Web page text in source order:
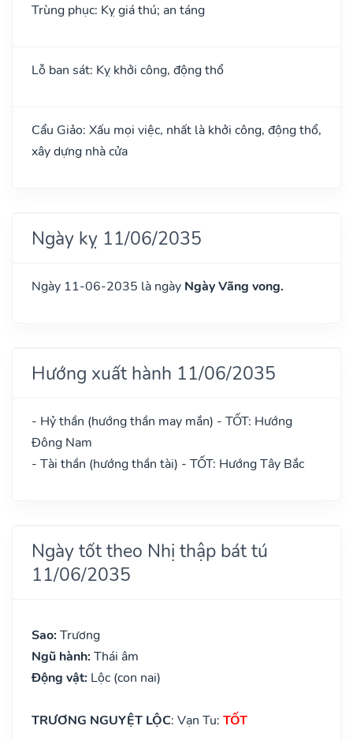
Trùng phục: Kỵ giá thú; an táng
Lỗ ban sát: Kỵ khởi công, động thổ
Cẩu Giảo: Xấu mọi việc, nhất là khởi công, động thổ,
xây dựng nhà cửa
Ngày kỵ 11/06/2035
Ngày 11-06-2035 là ngày Ngày Vãng vong.
Hướng xuất hành 11/06/2035
- Hỷ thần (hướng thần may mắn) - TỐT: Hướng
Đông Nam
- Tài thần (hướng thần tài) - TỐT: Hướng Tây Bắc
Ngày tốt theo Nhị thập bát tú
11/06/2035
Sao: Trương
Ngũ hành: Thái âm
Động vật: Lộc (con nai)
TRƯƠNG NGUYỆT LỘC: Vạn Tu: TỐT